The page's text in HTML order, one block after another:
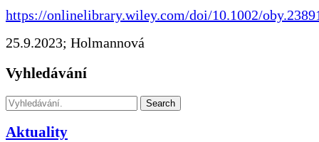
https://onlinelibrary.wiley.com/doi/10.1002/
25.9.2023; Holmannová
Vyhledávání
Search
Aktuality